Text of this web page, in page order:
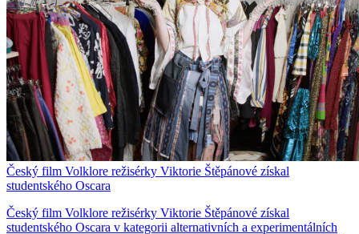
Český film Volklore režisérky Viktorie Štěpánové získal
studentského Oscara
Český film Volklore režisérky Viktorie Štěpánové získal
studentského Oscara v kategorii alternativních a experimentálních